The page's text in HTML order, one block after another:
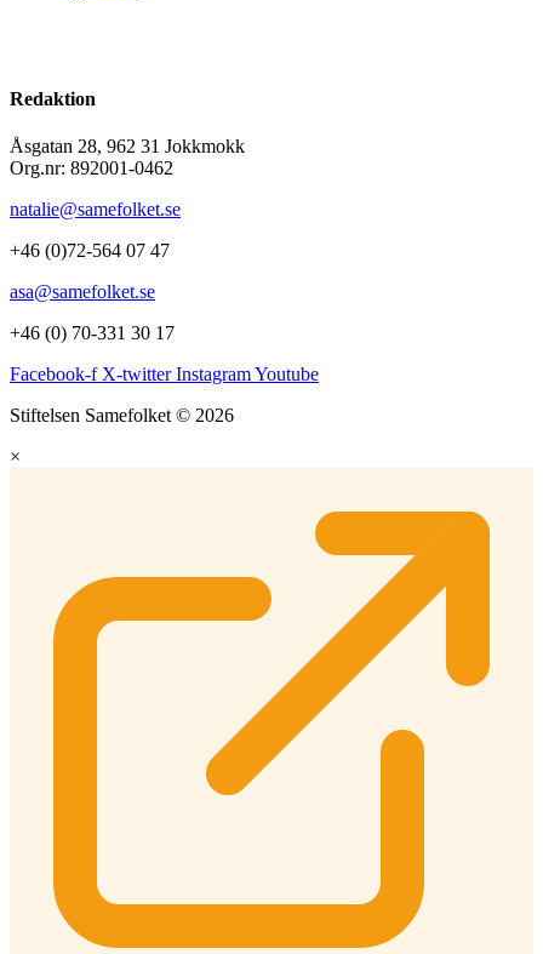
Redaktion
Åsgatan 28, 962 31 Jokkmokk
Org.nr: 892001-0462
natalie@samefolket.se
+46 (0)72-564 07 47
asa@samefolket.se
+46 (0) 70-331 30 17
Facebook-f X-twitter InstagramYoutube
Stiftelsen Samefolket © 2026
×